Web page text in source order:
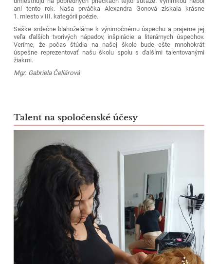
ani tento rok. Naša prváčka Alexandra Gonová získala krásne
1. miesto v III. kategórii poézie.
Saške srdečne blahoželáme k výnimočnému úspechu a prajeme jej
veľa ďalších tvorivých nápadov, inšpirácie a literárnych úspechov.
Veríme, že počas štúdia na našej škole bude ešte mnohokrát
úspešne reprezentovať našu školu spolu s ďalšími talentovanými
žiakmi.
Mgr. Gabriela Čellárová
Talent na spoločenské účesy